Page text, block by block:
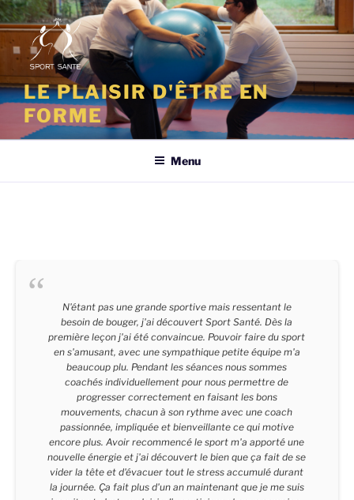
Aller
au
contenu
principal
LE PLAISIR D'ÊTRE EN
FORME
Menu
N'étant pas une grande sportive mais ressentant le
besoin de bouger, j'ai découvert Sport Santé. Dès la
première leçon j'ai été convaincue. Pouvoir faire du sport
en s'amusant, avec une sympathique petite équipe m'a
beaucoup plu. Pendant les séances nous sommes
coachés individuellement pour nous permettre de
progresser correctement en faisant les bons
mouvements, chacun à son rythme avec une coach
passionnée, impliquée et bienveillante ce qui motive
encore plus. Avoir recommencé le sport m'a apporté une
nouvelle énergie et j'ai découvert le bien que ça fait de se
vider la tête et d'évacuer tout le stress accumulé durant
la journée. Ça fait plus d'un an maintenant que je me suis